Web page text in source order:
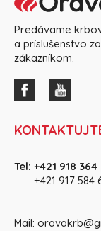
Predávame
a príslušenstvo
zákazníkom.
Tel: +421 918 364
+421 917 584
Mail: